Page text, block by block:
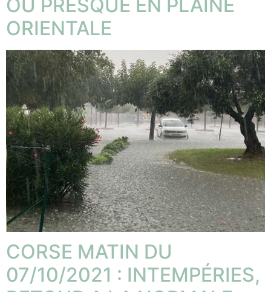
OU PRESQUE EN PLAINE
ORIENTALE
CORSE MATIN DU
07/10/2021 : INTEMPÉRIES,